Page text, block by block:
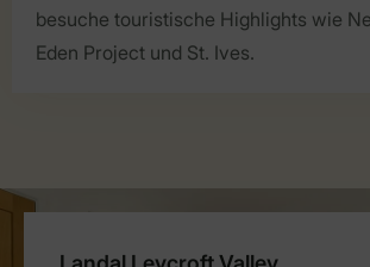
besuche touristische Highlights wie
Eden Project und St. Ives.